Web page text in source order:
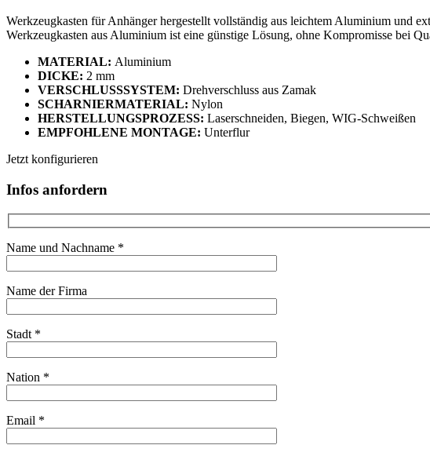
Werkzeugkasten für Anhänger hergestellt vollständig aus leichtem Aluminium und
Werkzeugkasten aus Aluminium ist eine günstige Lösung, ohne Kompromisse bei
MATERIAL: Aluminium
DICKE: 2 mm
VERSCHLUSSSYSTEM: Drehverschluss aus Zamak
SCHARNIERMATERIAL: Nylon
HERSTELLUNGSPROZESS: Laserschneiden, Biegen, WIG-Schweißen
EMPFOHLENE MONTAGE: Unterflur
Jetzt konfigurieren
Infos anfordern
Name und Nachname *
Name der Firma
Stadt *
Nation *
Email *